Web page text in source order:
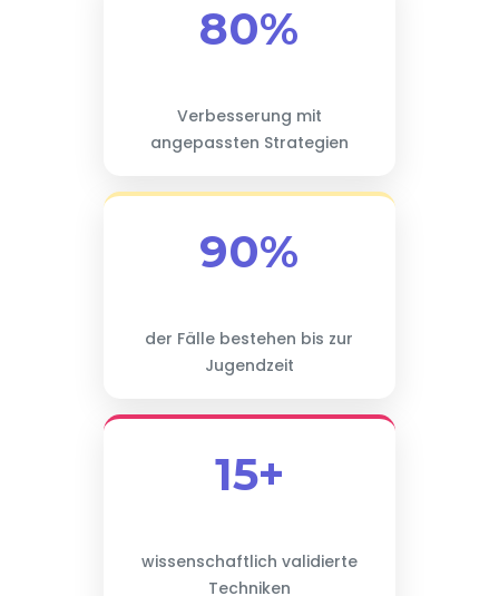
80%
Verbesserung mit
angepassten Strategien
90%
der Fälle bestehen bis zur
Jugendzeit
15+
wissenschaftlich validierte
Techniken